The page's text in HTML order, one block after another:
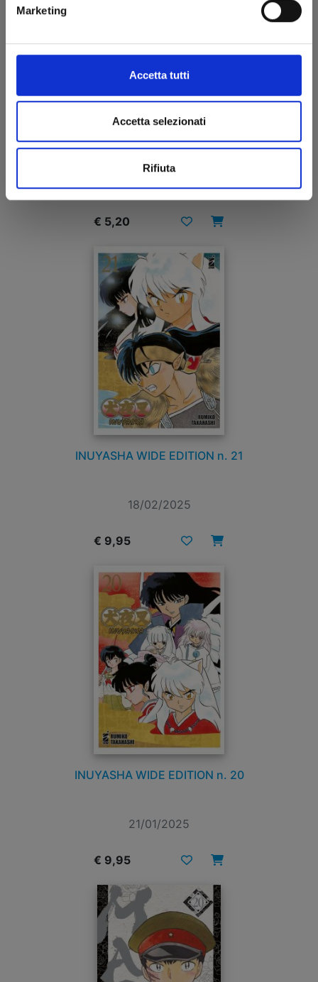
Marketing
Accetta tutti
Accetta selezionati
Rifiuta
18/03/2025
€ 5,20
INUYASHA WIDE EDITION n. 21
18/02/2025
€ 9,95
INUYASHA WIDE EDITION n. 20
21/01/2025
€ 9,95